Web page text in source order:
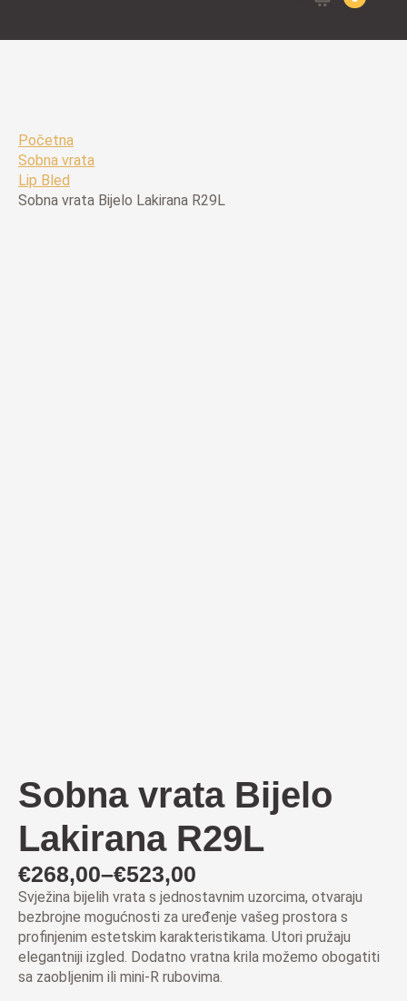
Početna
Sobna vrata
Lip Bled
Sobna vrata Bijelo Lakirana R29L
Sobna vrata Bijelo
Lakirana R29L
€268,00–€523,00
Raspon
cijena:
od
€268,00
Svježina bijelih vrata s jednostavnim uzorcima, otvaraju
bezbrojne mogućnosti za uređenje vašeg prostora s
profinjenim estetskim karakteristikama. Utori pružaju
elegantniji izgled. Dodatno vratna krila možemo obogatiti
sa zaobljenim ili mini-R rubovima